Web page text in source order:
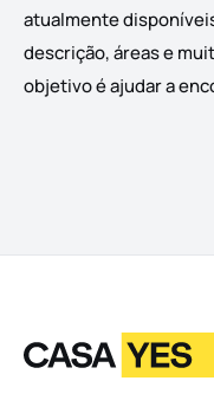
atualmente
descrição, áreas e
objetivo é ajudar a
LogoIr para a